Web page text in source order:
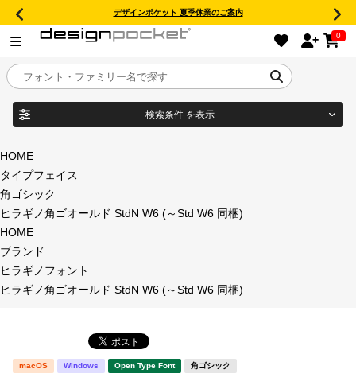
デザインポケット 夏季休業のご案内
0
目的別フォントガイド
特集
年間ライセンス商品
新着一覧
検索条件 を表示
商品名
フォント形式
タイプフェイス
明朝体
角ゴシック
HOME
タイプフェイス
角ゴシック
ヒラギノ角ゴオールド StdN W6 (～Std W6 同梱)
HOME
ブランド
ヒラギノフォント
ヒラギノ角ゴオールド StdN W6 (～Std W6 同梱)
macOS Windows Open Type Font 角ゴシック